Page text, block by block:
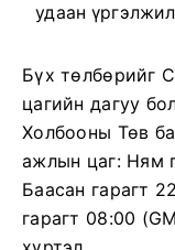
удаан
Бүх төлбөрийг
цагийн дагуу
Холбооны Төв
ажлын цаг: Ням
Баасан гарагт
гарагт 08:00